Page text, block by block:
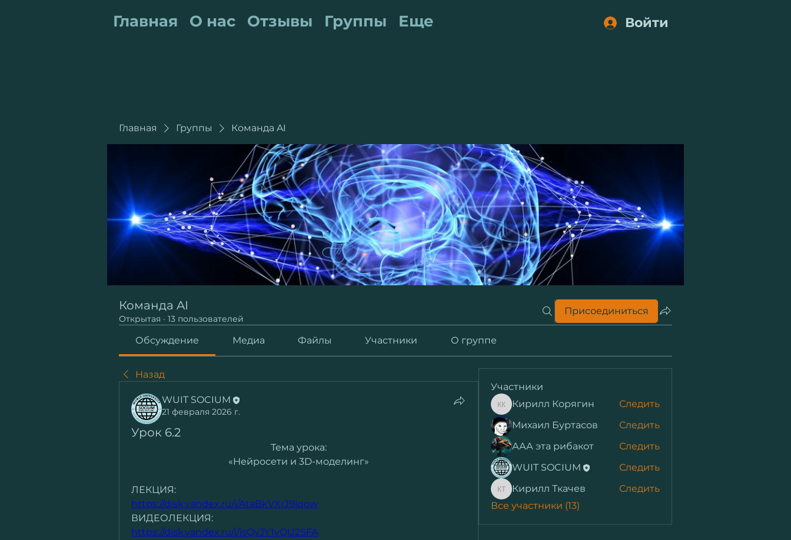
Главная О нас Отзывы Группы Еще Войти
Главная Группы Команда AI
Команда AI
Открытая · 13 пользователей
Присоединиться
Обсуждение Медиа Файлы Участники О группе
Назад
WUIT SOCIUM
21 февраля 2026 г.
Урок 6.2
Тема урока:
«Нейросети и 3D-моделинг»
ЛЕКЦИЯ:
https://disk.yandex.ru/i/AtaBkVXrJ9lqow
ВИДЕОЛЕКЦИЯ:
https://disk.yandex.ru/i/jsQvJY1yQU2SFA
Участники
Кирилл Корягин
Кирилл Корягин
Следить
Михаил Буртасов
Следить
ААА эта рибакот
Следить
WUIT SOCIUM
Следить
Кирилл Ткачев
Кирилл Ткачев
Следить
Все участники (13)